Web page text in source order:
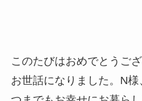
このたびはおめでとうご
お世話になりました。